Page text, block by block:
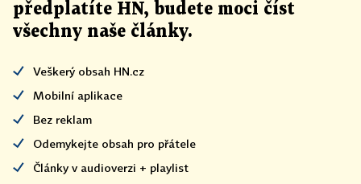
předplatíte HN, budete moci číst
všechny naše články.
Veškerý obsah HN.cz
Mobilní aplikace
Bez reklam
Odemykejte obsah pro přátele
Články v audioverzi + playlist